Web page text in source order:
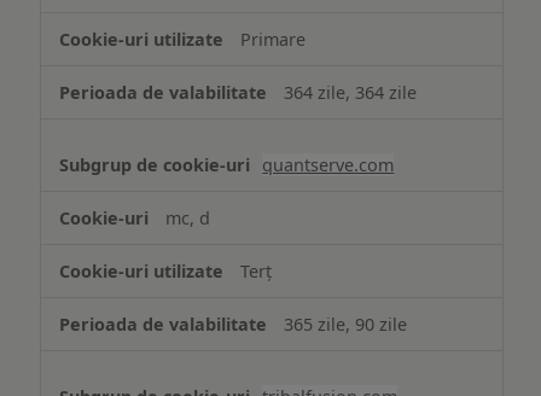
Primare
364 zile, 364 zile
quantserve.com
mc, d
Terț
365 zile, 90 zile